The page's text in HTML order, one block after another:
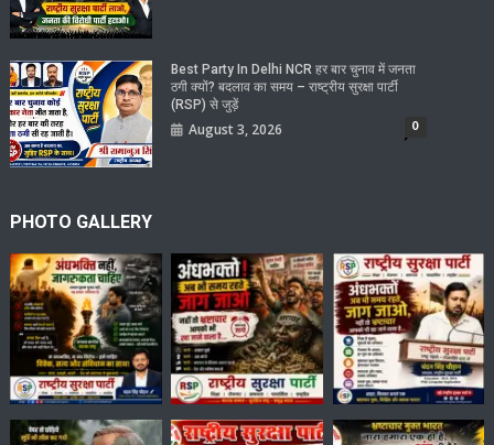
Best Party In Delhi NCR हर बार चुनाव में जनता
ठगी क्यों? बदलाव का समय – राष्ट्रीय सुरक्षा पार्टी
(RSP) से जुड़ें
August 3, 2026 0
PHOTO GALLERY